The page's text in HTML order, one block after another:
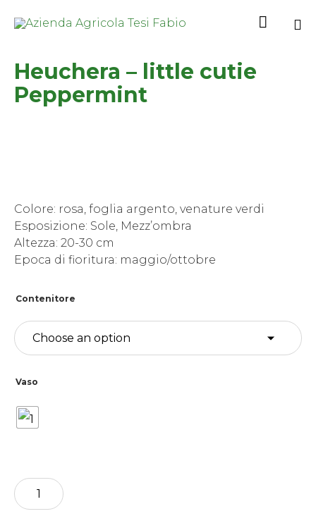

Heuchera – little cutie
Peppermint
Colore: rosa, foglia argento, venature verdi
Esposizione: Sole, Mezz’ombra
Altezza: 20-30 cm
Epoca di fioritura: maggio/ottobre
Contenitore
Vaso
Heuchera
-
little